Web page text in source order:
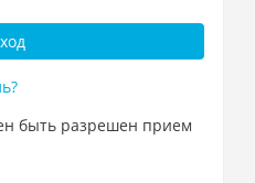
быть разрешен прием